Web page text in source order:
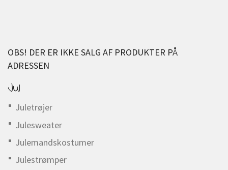
OBS! DER ER IKKE SALG AF PRODUKTER PÅ
ADRESSEN
Jul
Juletrøjer
Julesweater
Julemandskostumer
Julestrømper